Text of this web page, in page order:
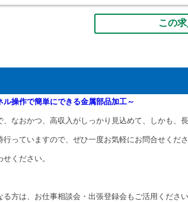
この
操作で簡単にできる金属部品加工～
なおかつ、高収入がしっかり見込めて、しかも、
っていますので、ぜひ一度お気軽にお問合せくださ
ください。
方は、お仕事相談会・出張登録会もご活用ください